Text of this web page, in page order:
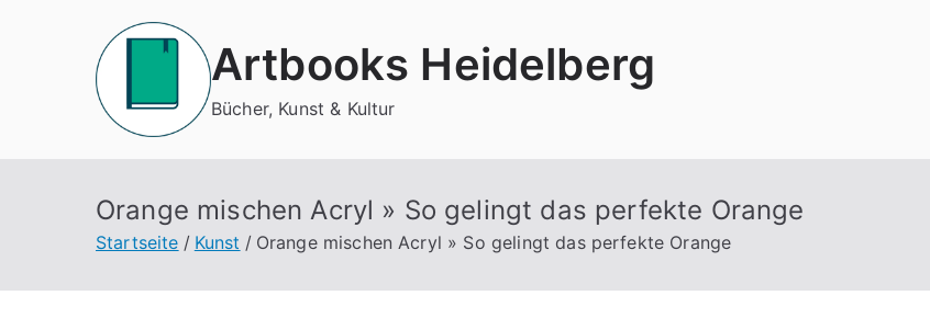
Artbooks Heidelberg
Bücher, Kunst & Kultur
Orange mischen Acryl » So gelingt das perfekte Orange
Startseite Kunst Orange mischen Acryl » So gelingt das perfekte Orange